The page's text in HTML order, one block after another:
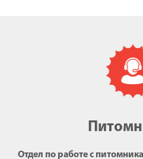
Отдел по работе с